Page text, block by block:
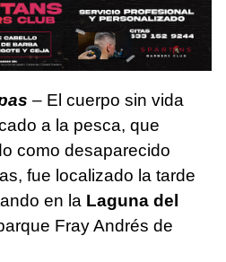
– El cuerpo sin vida
a la pesca, que
como desaparecido
fue localizado la tarde
en la Laguna del
Fray Andrés de